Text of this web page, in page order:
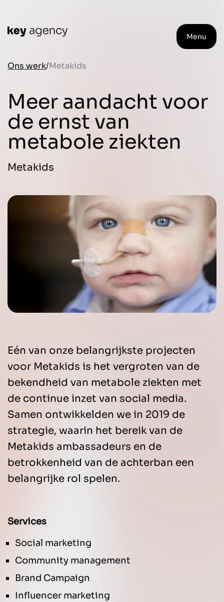
Menu
Ons werk Metakids
Meer aandacht voor
de ernst van
metabole ziekten
Metakids
Services
Social marketing
Community management
Brand Campaign
Influencer marketing
Eén van onze belangrijkste projecten
voor Metakids is het vergroten van de
bekendheid van metabole ziekten met
de continue inzet van social media.
Samen ontwikkelden we in 2019 de
strategie, waarin het bereik van de
Metakids ambassadeurs en de
betrokkenheid van de achterban een
belangrijke rol spelen.